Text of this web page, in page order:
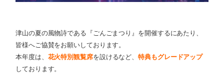
津山の夏の風物詩である『ごんごまつり』を開催するにあたり、
皆様へご協賛をお願いしております。
本年度は、 花火特別観覧席を設けるなど、特典もグレードアップ
しております。